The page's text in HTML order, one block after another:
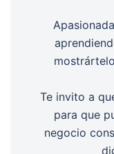
Te invito a
para que
negocio